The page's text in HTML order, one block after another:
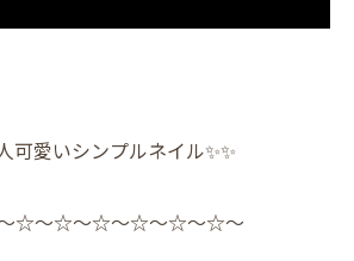
可愛いシンプルネイル✨✨
☆〜☆〜☆〜☆〜☆〜☆〜